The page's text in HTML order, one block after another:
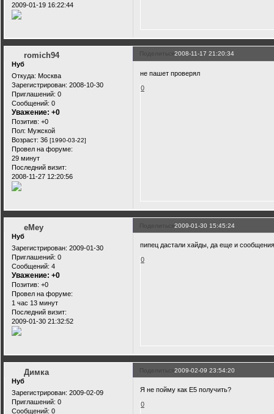
2009-01-19 16:22:44
Поделиться2008-11-17 21:20:34
romich94
Нуб
Откуда: Москва
Зарегистрирован: 2008-10-30
Приглашений: 0
Сообщений: 0
Уважение: +0
Позитив: +0
Пол: Мужской
Возраст: 36 [1990-03-22]
Провел на форуме:
29 минут
Последний визит:
2008-11-27 12:20:56
не пашет проверял
0
Поделиться2009-01-30 15:45:24
eMey
Нуб
Зарегистрирован: 2009-01-30
Приглашений: 0
Сообщений: 4
Уважение: +0
Позитив: +0
Провел на форуме:
1 час 13 минут
Последний визит:
2009-01-30 21:32:52
пипец дастали хайды, да еще и
0
Поделиться2009-02-09 23:54:20
Димка
Нуб
Зарегистрирован: 2009-02-09
Приглашений: 0
Сообщений: 0
Я не пойму как Е5 получить?
0